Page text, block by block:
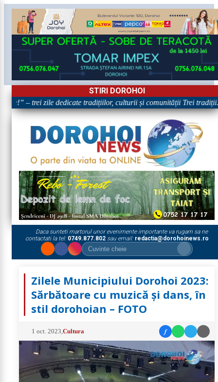
STIRI DOROHOI
– trei zile dedicate tradițiilor, culturii și comunității Trei tradiții.
Daca sunteti martorul unor evenimente importante va rugam sa ne
contactati la tel: 0749.877.802sau email: redactia@dorohoinews.ro
Zilele Municipiului Dorohoi 2023:
Sărbătoare cu muzică și dans, în
stil dorohoian – FOTO
1 oct. 2023 ,Cultura f